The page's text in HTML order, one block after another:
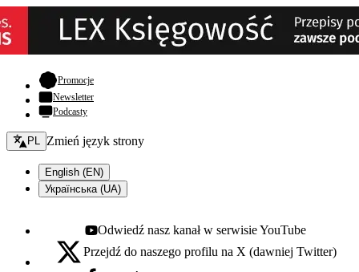
Promocje- otwiera się w nowej karcie
Newsletter
Podcasty
Zmień język - bieżący:
PL Zmień język strony
English (EN)
Українська (UA)
Youtube - otwiera się w nowej karcie
Odwiedź nasz kanał w serwisie YouTube
X - otwiera się w nowej karcie
Przejdź do naszego profilu na X (dawniej Twitter)